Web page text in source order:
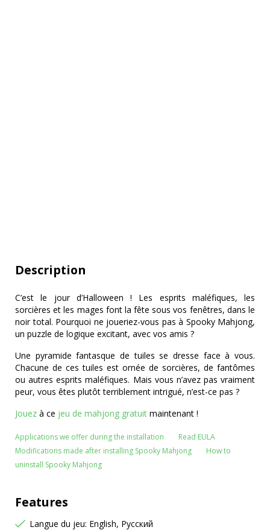
Description
C’est le jour d’Halloween ! Les esprits maléfiques, les
sorcières et les mages font la fête sous vos fenêtres, dans le
noir total. Pourquoi ne joueriez-vous pas à Spooky Mahjong,
un puzzle de logique excitant, avec vos amis ?
Une pyramide fantasque de tuiles se dresse face à vous.
Chacune de ces tuiles est ornée de sorcières, de fantômes
ou autres esprits maléfiques. Mais vous n’avez pas vraiment
peur, vous êtes plutôt terriblement intrigué, n’est-ce pas ?
Jouez à ce jeu de mahjong gratuit maintenant !
Applications we offer during the installation
Read EULA
Modifications made after installing Spooky Mahjong
How to
uninstall Spooky Mahjong
Features
Langue du jeu: English, Русский